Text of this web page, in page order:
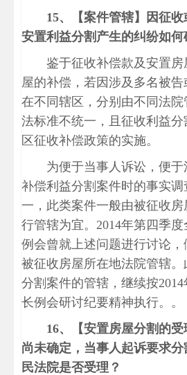
15、【案件管辖】因征
安置利益分割产生的纠纷如何
鉴于征收补偿款及安置
屋的补偿，若因涉及多名被
在不同辖区，分别由不同法
法标准不统一，且征收利益
区征收补偿政策的实施。
为便于当事人诉讼，便
补偿利益分割案件时的事实
一，此类案件一般由被征收
行管辖为宜。2014年第四季
例会曾就上述问题进行讨论
被征收房屋所在地法院管辖
分割案件的管辖，继续按
长例会研讨纪要精神执行。。
16、
【安置房屋分割的
尚未确定，当事人起诉要求
民法院是否受理？